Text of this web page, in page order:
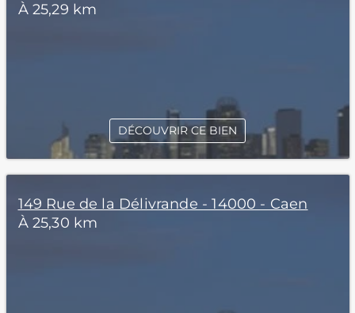
À 25,29 km
DÉCOUVRIR CE BIEN
149 Rue de la Délivrande - 14000 - Caen
À 25,30 km